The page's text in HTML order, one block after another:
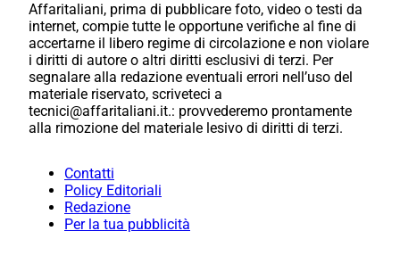
Affaritaliani, prima di pubblicare foto, video o testi da
internet, compie tutte le opportune verifiche al fine di
accertarne il libero regime di circolazione e non violare
i diritti di autore o altri diritti esclusivi di terzi. Per
segnalare alla redazione eventuali errori nell’uso del
materiale riservato, scriveteci a
tecnici@affaritaliani.it.: provvederemo prontamente
alla rimozione del materiale lesivo di diritti di terzi.
Contatti
Policy Editoriali
Redazione
Per la tua pubblicità